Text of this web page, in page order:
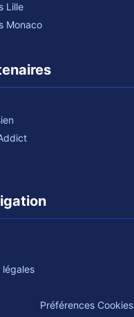
Lille
Monaco
légales
Préférences Cookies